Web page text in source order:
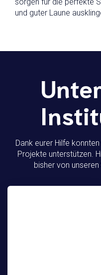
sorgen für die perfekte
und guter Laune
Dank eurer Hilfe
Projekte unterstützen.
bisher von